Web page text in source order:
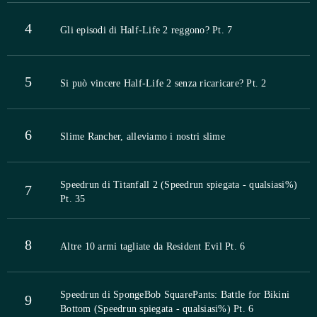
4 Gli episodi di Half-Life 2 reggono? Pt. 7
5 Si può vincere Half-Life 2 senza ricaricare? Pt. 2
6 Slime Rancher, alleviamo i nostri slime
7
Speedrun di Titanfall 2 (Speedrun spiegata - qualsiasi%)
Pt. 35
8 Altre 10 armi tagliate da Resident Evil Pt. 6
9
Speedrun di SpongeBob SquarePants: Battle for Bikini
Bottom (Speedrun spiegata - qualsiasi%) Pt. 6